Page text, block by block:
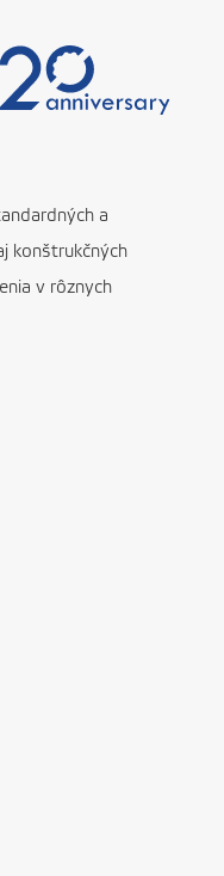
a
konštrukčných
v rôznych